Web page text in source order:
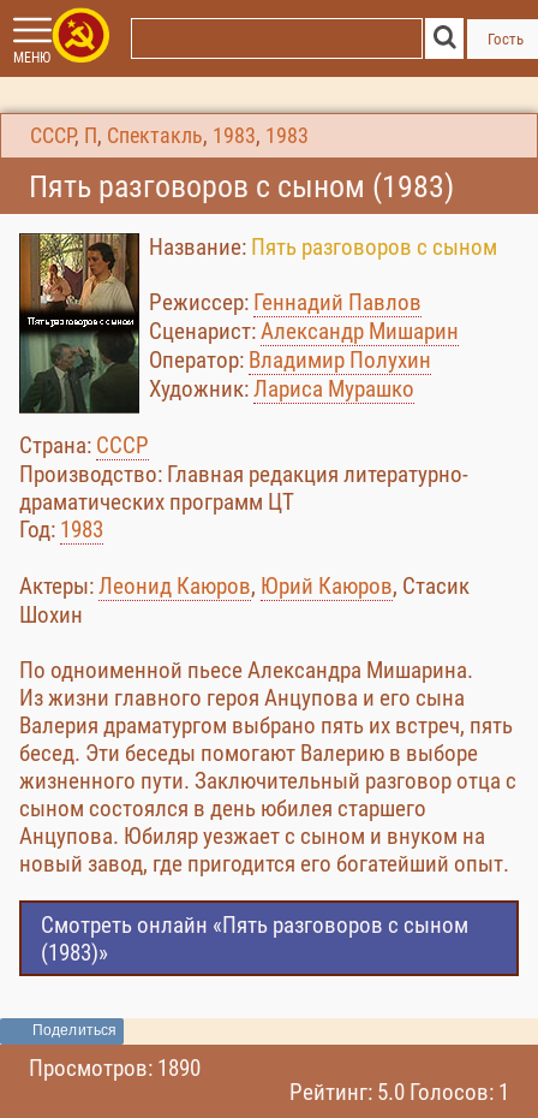
МЕНЮ
Гость
СССР, П , Спектакль, 1983, 1983
Пять разговоров с сыном (1983)
Название: Пять разговоров с сыном
Режиссер: Геннадий Павлов
Сценарист:Александр Мишарин
Оператор: Владимир Полухин
Художник:Лариса Мурашко
Страна: СССР
Производство: Главная редакция литературно-
драматических программ ЦТ
Год: 1983
Актеры:Леонид Каюров, Юрий Каюров, Стасик
Шохин
По одноименной пьесе Александра Мишарина.
Из жизни главного героя Анцупова и его сына
Валерия драматургом выбрано пять их встреч, пять
бесед. Эти беседы помогают Валерию в выборе
жизненного пути. Заключительный разговор отца с
сыном состоялся в день юбилея старшего
Анцупова. Юбиляр уезжает с сыном и внуком на
новый завод, где пригодится его богатейший опыт.
Смотреть онлайн «Пять разговоров с сыном
(1983)»
Поделиться
Просмотров: 1890
Рейтинг: 5.0 Голосов: 1